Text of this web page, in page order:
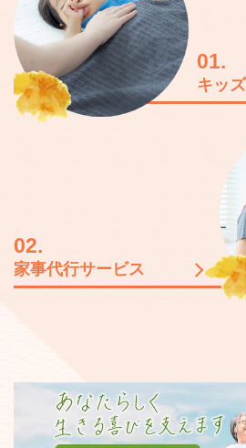
01.
キッ
02.
家事代行サービス